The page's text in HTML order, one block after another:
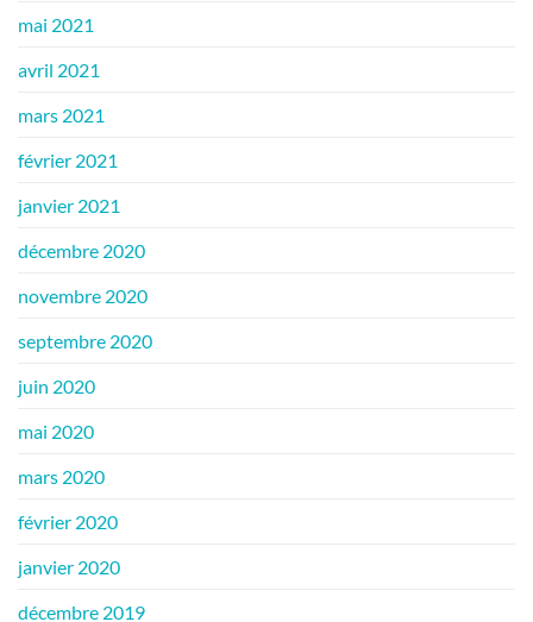
mai 2021
avril 2021
mars 2021
février 2021
janvier 2021
décembre 2020
novembre 2020
septembre 2020
juin 2020
mai 2020
mars 2020
février 2020
janvier 2020
décembre 2019